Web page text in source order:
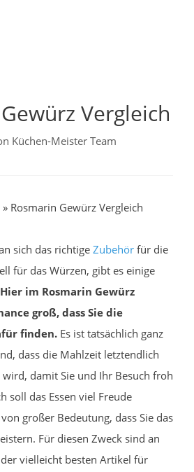
Vergleich
Küchen-Meister Team
» Rosmarin Gewürz Vergleich
sich das richtige Zubehör für die
für das Würzen, gibt es einige
Hier im Rosmarin Gewürz
groß, dass Sie die
finden. Es ist tatsächlich ganz
dass die Mahlzeit letztendlich
damit Sie und Ihr Besuch froh
soll das Essen viel Freude
großer Bedeutung, dass Sie das
Für diesen Zweck sind an
vielleicht besten Artikel für